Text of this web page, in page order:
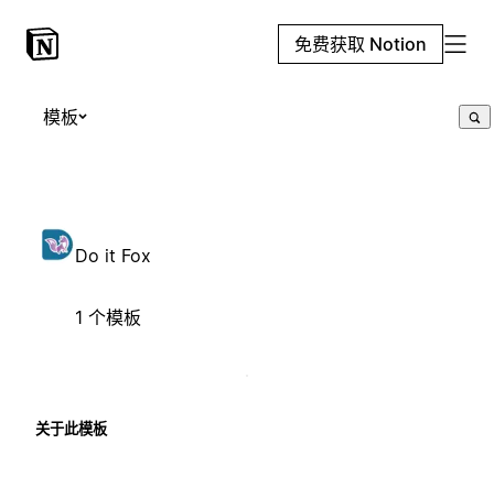
免费获取 Notion
模板
Do it Fox
1 个模板
关于此模板